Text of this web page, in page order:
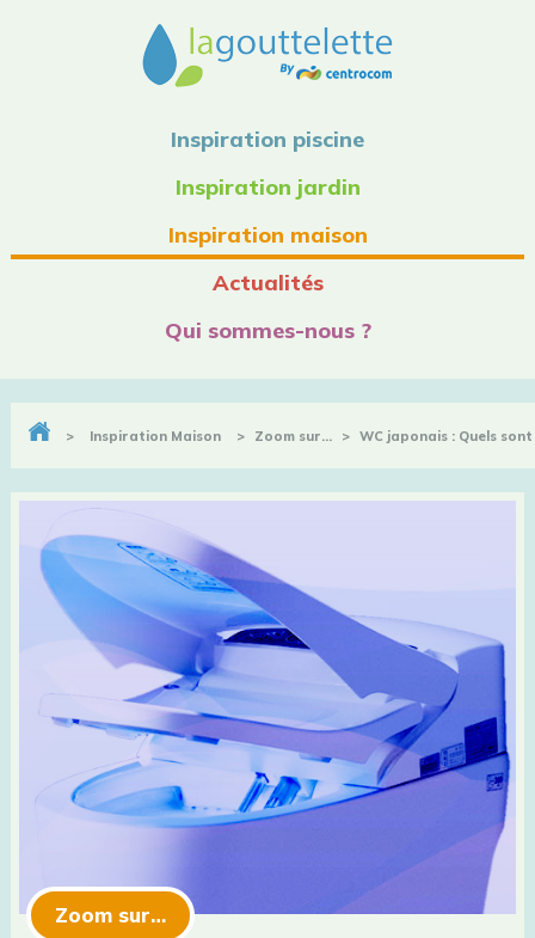
Inspiration piscine
Inspiration jardin
Inspiration maison
Actualités
Qui sommes-nous ?
> Inspiration Maison > Zoom sur… > WC japonais : Quels sont
ses avantages ?
Zoom sur…